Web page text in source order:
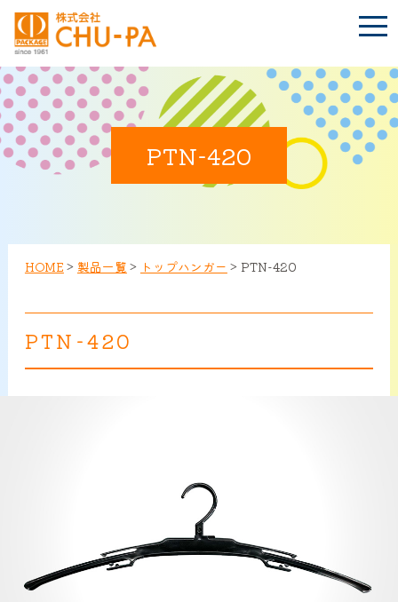
t
o
l
e
n
a
v
i
g
Language BLOG
TOP
会社案内
CHU-PAについて
NEWS
PTN-420
HOME > 製品一覧 > トップハンガー > PTN-420
PTN-420